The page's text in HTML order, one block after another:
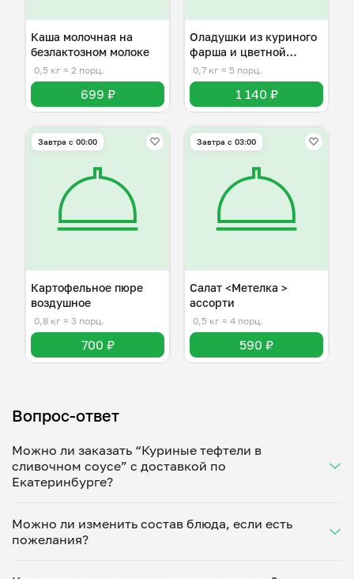
Каша молочная на
безлактозном молоке
0,5 кг ≈ 2 порц.
699 ₽
Оладушки из куриного
фарша и цветной
капусты
0,7 кг ≈ 5 порц.
1 140 ₽
Завтра c 00:00
Картофельное пюре
воздушное
0,8 кг ≈ 3 порц.
700 ₽
Завтра c 03:00
Салат <Метелка >
ассорти
0,5 кг ≈ 4 порц.
590 ₽
Вопрос-ответ
Можно ли заказать “Куриные тефтели в
сливочном соусе” с доставкой по
Екатеринбурге?
Укажите удобное время — и получите свежее
домашнее блюдо в большой порции прямо с плиты.
минут. Статус заказа отслеживайте в личном
Можно ли изменить состав блюда, если есть
пожелания?